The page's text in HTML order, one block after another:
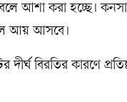
করা হচ্ছে। কনসার্ট,
আয় আসবে।
বিরতির কারণে